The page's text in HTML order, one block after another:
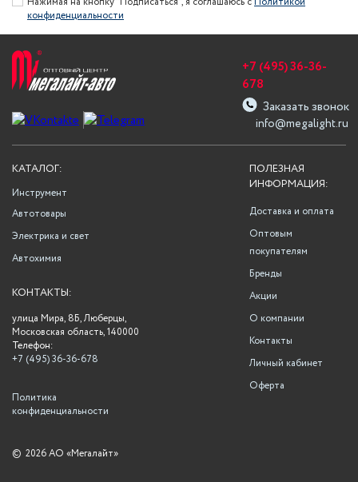
конфиденциальности
info@megalight.ru
+7 (495) 36-36-
678
Заказать звонок
ПОЛЕЗНАЯ
ИНФОРМАЦИЯ:
Доставка и оплата
Оптовым
покупателям
Бренды
Акции
О компании
Контакты
Личный кабинет
Оферта
КАТАЛОГ:
Инструмент
Автотовары
Электрика и свет
Автохимия
КОНТАКТЫ:
улица Мира, 8Б, Люберцы,
Московская область, 140000
Телефон:
+7 (495) 36-36-678
Политика
конфиденциальности
© 2026 АО «Мегалайт»